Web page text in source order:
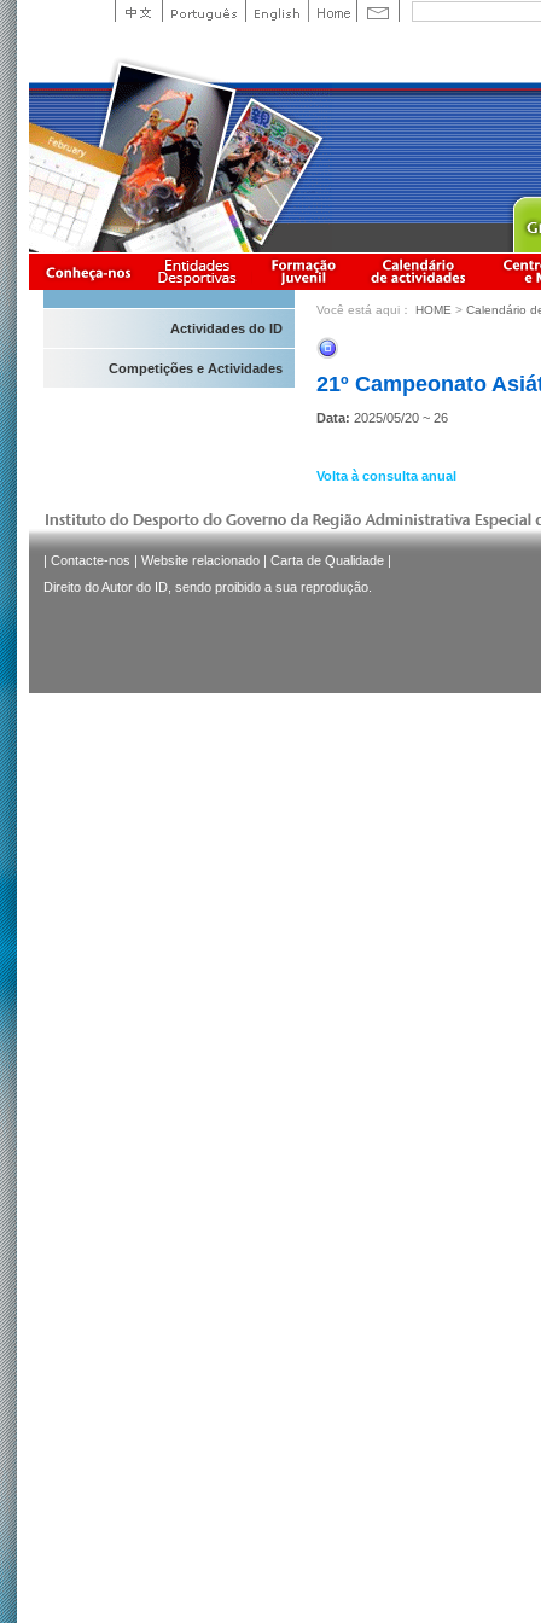
Actividades do ID
Competições e Actividades
Você está aqui： HOME > Calendário
21º Campeonato
Data: 2025/05/20 ~ 26
Volta à consulta anual
| Contacte-nos | Website relacionado | Carta de Qualidade |
Direito do Autor do ID, sendo proibido a sua reprodução.